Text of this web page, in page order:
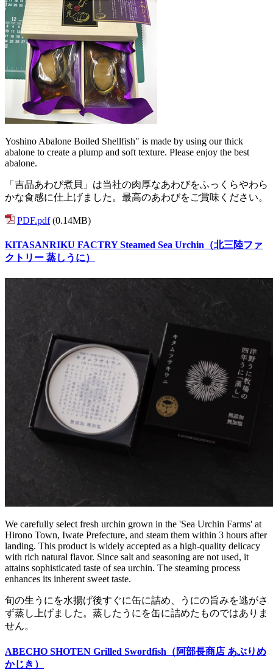
Yoshino Abalone Boiled Shellfish" is made by using our thick
abalone to create a plump and soft texture. Please enjoy the best
abalone.
「吉品あわび煮貝」は当社の肉厚なあわびをふっくらやわら
かな食感に仕上げました。最高のあわびをご賞味ください。
PDF.pdf (0.14MB)
KITASANRIKU FACTRY Steamed Sea Urchin（北三陸ファ
クトリー 蒸しうに）
We carefully select fresh urchin grown in the 'Sea Urchin Farms' at
Hirono Town, Iwate Prefecture, and steam them within 3 hours after
landing. This product is widely accepted as a high-quality delicacy
with rich natural flavor. Since salt and seasoning are not used, it
attains sophisticated taste of sea urchin. The steaming process
enhances its inherent sweet taste.
旬の生うにを水揚げ後すぐに缶に詰め、うにの旨みを逃がさ
ず蒸し上げました。蒸したうにを缶に詰めたものではありま
せん。
ABECHO SHOTEN Grilled Swordfish（阿部長商店 あぶりめ
かじき）